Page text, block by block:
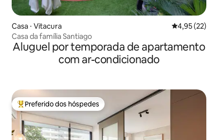
Casa ⋅ Vitacura 4,95 de uma
4,95 (22)
Casa da família Santiago
Aluguel por temporada de apartamento
com ar-condicionado
Entre os melhores preferidos dos hóspedes
Preferido dos hóspedes